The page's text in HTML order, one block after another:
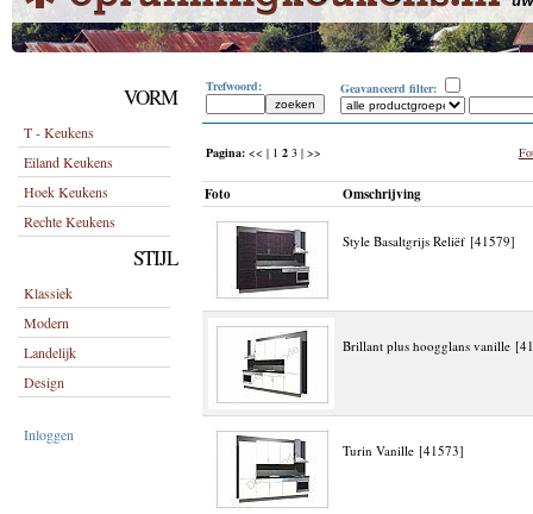
VORM
T - Keukens
Eiland Keukens
Hoek Keukens
Rechte Keukens
STIJL
Klassiek
Modern
Landelijk
Design
Inloggen
Trefwoord: Geavanceerd filter:
Pagina: << | 1 2 3 | >>
Foto Omschrijving
Style Basaltgrijs Reliëf [41579]
Brillant plus hoogglans vanille
Turin Vanille [41573]